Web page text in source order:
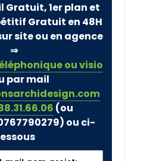
Gratuit, 1er plan et
Gratuit en 48H
site ou en agence
⇒
ou visio
par mail
(ou
ou ci-